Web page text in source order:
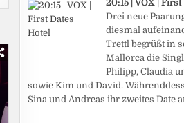
20:15 | VOX |
Drei neue
diesmal
Trettl begrüßt in
Mallorca die
Philipp, Claudia
sowie Kim und David.
Sina und Andreas ihr zweites Date